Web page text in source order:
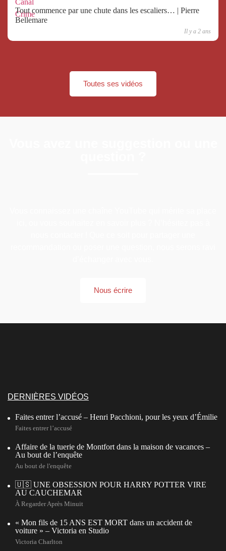
Tout commence par une chute dans les escaliers… | Pierre
Bellemare
Il y a 2 ans
Toutes ses vidéos
Nous écrire
DERNIÈRES VIDÉOS
Faites entrer l’accusé – Henri Pacchioni, pour les yeux d’Émilie
Faites entrer l’accusé
Affaire de la tuerie de Montfort dans la maison de vacances –
Au bout de l’enquête
Au bout de l'enquête
🇺🇸 UNE OBSESSION POUR HARRY POTTER VIRE
AU CAUCHEMAR
À Regarder Après Minuit
« Mon fils de 15 ANS EST MORT dans un accident de
voiture » – Victoria en Studio
Victoria Charlton